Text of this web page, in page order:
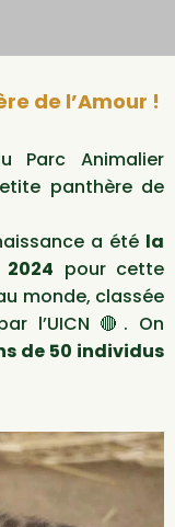
de l’Amour !
Animalier
panthère de
a été la
pour cette
monde, classée
l’UICN 🔴. On
de 50 individus